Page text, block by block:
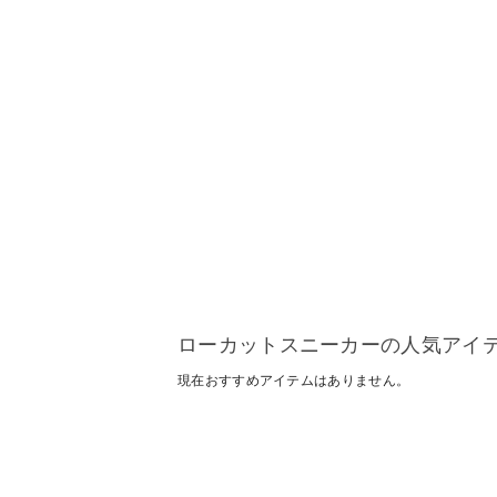
ローカットスニーカーの人気アイ
現在おすすめアイテムはありません。